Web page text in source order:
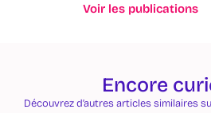
Voir les publications
Encore
Découvrez d’autres articles similaires